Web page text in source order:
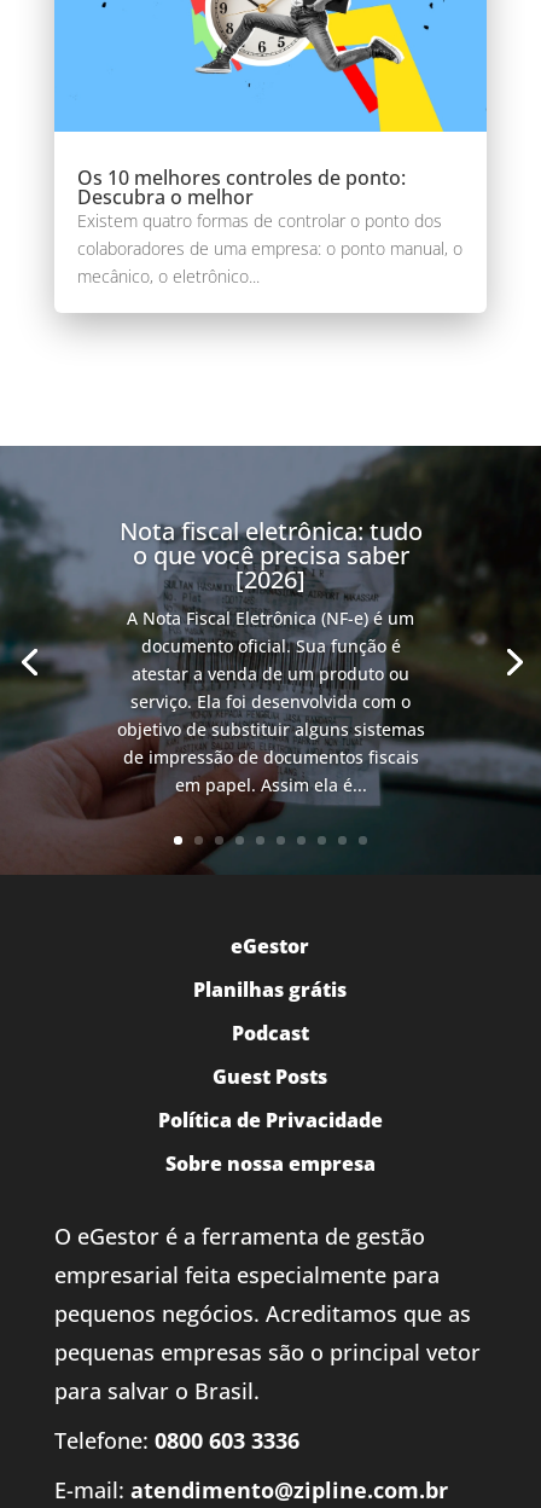
Os 10 melhores controles de ponto:
Descubra o melhor
Existem quatro formas de controlar o ponto dos
colaboradores de uma empresa: o ponto manual, o
mecânico, o eletrônico...
Nota fiscal eletrônica: tudo
o que você precisa saber
[2026]
A Nota Fiscal Eletrônica (NF-e) é um
documento oficial. Sua função é
atestar a venda de um produto ou
serviço. Ela foi desenvolvida com o
objetivo de substituir alguns sistemas
de impressão de documentos fiscais
em papel. Assim ela é...
eGestor
Planilhas grátis
Podcast
Guest Posts
Política de Privacidade
Sobre nossa empresa
O eGestor é a ferramenta de gestão
empresarial feita especialmente para
pequenos negócios. Acreditamos que as
pequenas empresas são o principal vetor
para salvar o Brasil.
Telefone: 0800 603 3336
E-mail: atendimento@zipline.com.br